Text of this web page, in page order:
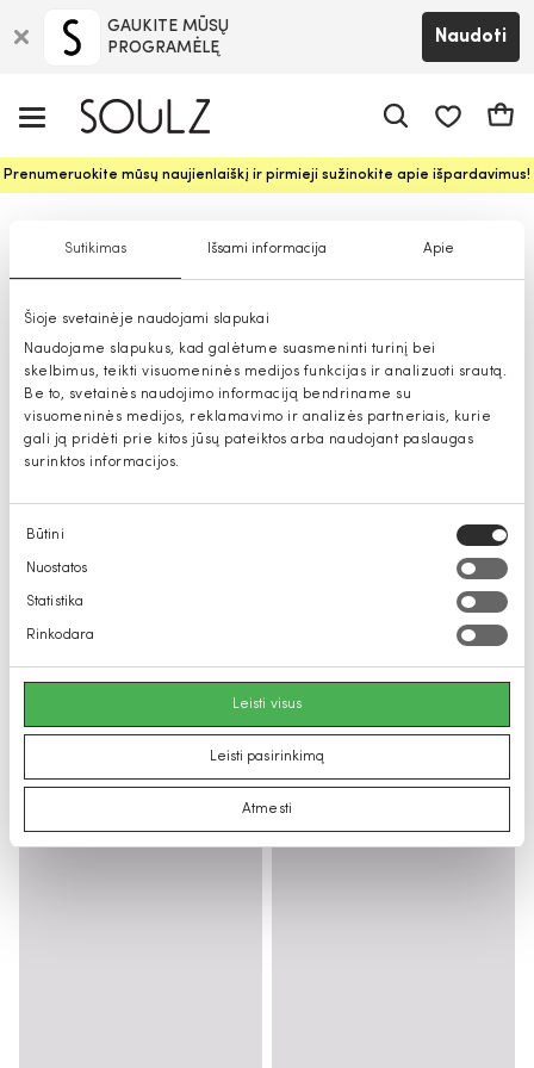
Sutikimas Išsami informacija Apie
Šioje svetainėje naudojami slapukai
Naudojame slapukus, kad galėtume suasmeninti turinį bei
skelbimus, teikti visuomeninės medijos funkcijas ir analizuoti srautą.
Be to, svetainės naudojimo informaciją bendriname su
visuomeninės medijos, reklamavimo ir analizės partneriais, kurie
gali ją pridėti prie kitos jūsų pateiktos arba naudojant paslaugas
surinktos informacijos.
Sutikimo
pasirinkimas
Būtini
Nuostatos
Statistika
Rinkodara
Leisti visus
Leisti pasirinkimą
Atmesti
GAUKITE MŪSŲ
PROGRAMĖLĘ
Naudoti
Prenumeruokite mūsų naujienlaiškį ir pirmieji sužinokite apie išpardavimus!
Clarina palaidinės ir marškiniai
moterims